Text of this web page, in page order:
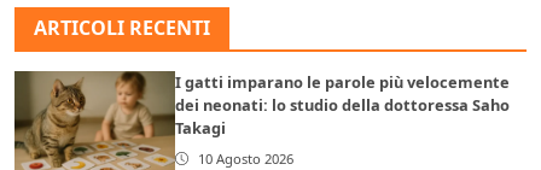
ARTICOLI RECENTI
I gatti imparano le parole più velocemente
dei neonati: lo studio della dottoressa Saho
Takagi
10 Agosto 2026